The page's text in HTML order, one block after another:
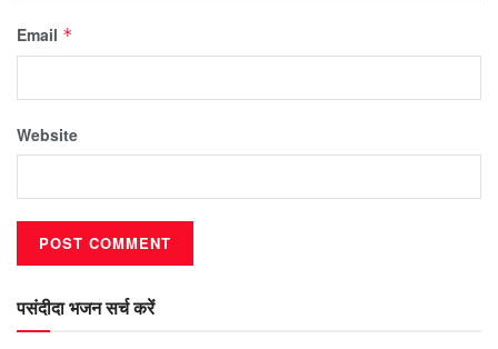
Email *
Website
पसंदीदा भजन सर्च करें